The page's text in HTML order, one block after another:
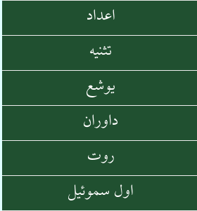
اعداد
تثنیه
یوشع
داوران
روت
اول سموئیل